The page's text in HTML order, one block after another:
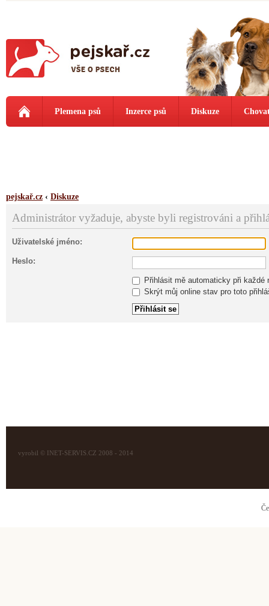
Plemena psů Inzerce psů Diskuze
pejskař.cz ‹ Diskuze
Administrátor vyžaduje, abyste byli registrováni a
Uživatelské jméno:
Heslo:
Přihlásit mě automaticky při každé
Skrýt můj online stav pro toto
vyrobil © INET-SERVIS.CZ 2008 - 2014